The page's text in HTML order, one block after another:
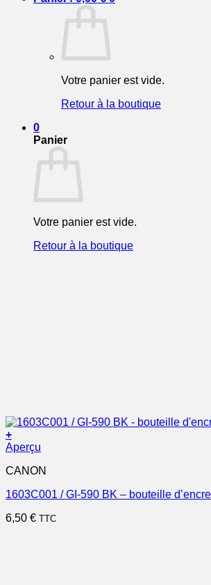
Votre panier est vide.
Retour à la boutique
0
Panier
Votre panier est vide.
Retour à la boutique
+
Aperçu
CANON
1603C001 / GI-590 BK – bouteille
6,50 € TTC